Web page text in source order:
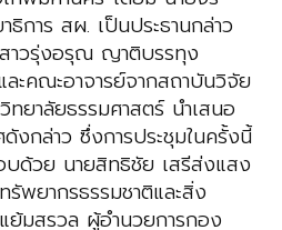
การ สผ. เป็นประธานกล่าว
สาวรุ่งอรุณ ญาติบรรทุง
ะคณะอาจารย์จากสถาบันวิจัย
ทยาลัยธรรมศาสตร์ นำเสนอ
ดังกล่าว ซึ่งการประชุมในครั้งนี้
บด้วย นายสิทธิชัย เสรีส่งแสง
รัพยากรธรรมชาติและสิ่ง
ย้มสรวล ผู้อำนวยการกอง